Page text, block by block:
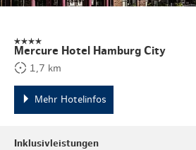
Mercure Hotel Hamburg City
1,7 km
Mehr Hotelinfos
Inklusivleistungen